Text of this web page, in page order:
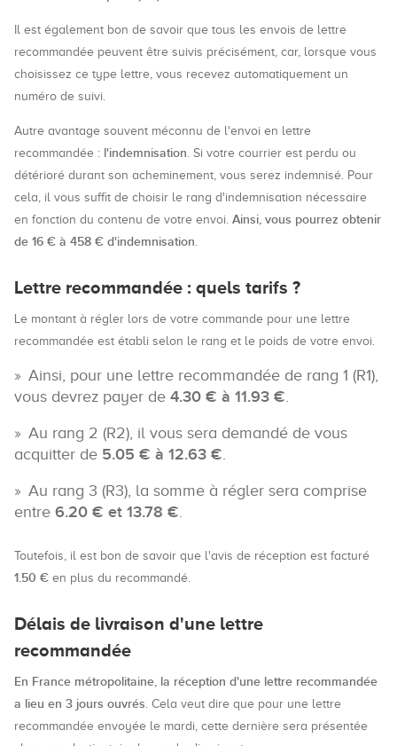
Il est également bon de savoir que tous les envois de lettre
recommandée peuvent être suivis précisément, car, lorsque vous
choisissez ce type lettre, vous recevez automatiquement un
numéro de suivi.
Autre avantage souvent méconnu de l'envoi en lettre
recommandée : l'indemnisation. Si votre courrier est perdu ou
détérioré durant son acheminement, vous serez indemnisé. Pour
cela, il vous suffit de choisir le rang d'indemnisation nécessaire
en fonction du contenu de votre envoi. Ainsi, vous pourrez obtenir
de 16 € à 458 € d'indemnisation.
Lettre recommandée : quels tarifs ?
Le montant à régler lors de votre commande pour une lettre
recommandée est établi selon le rang et le poids de votre envoi.
Ainsi, pour une lettre recommandée de rang 1 (R1),
vous devrez payer de 4.30 € à 11.93 €.
Au rang 2 (R2), il vous sera demandé de vous
acquitter de 5.05 € à 12.63 €.
Au rang 3 (R3), la somme à régler sera comprise
entre 6.20 € et 13.78 €.
Toutefois, il est bon de savoir que l'avis de réception est facturé
1.50 € en plus du recommandé.
Délais de livraison d'une lettre
recommandée
En France métropolitaine, la réception d'une lettre recommandée
a lieu en 3 jours ouvrés. Cela veut dire que pour une lettre
recommandée envoyée le mardi, cette dernière sera présentée